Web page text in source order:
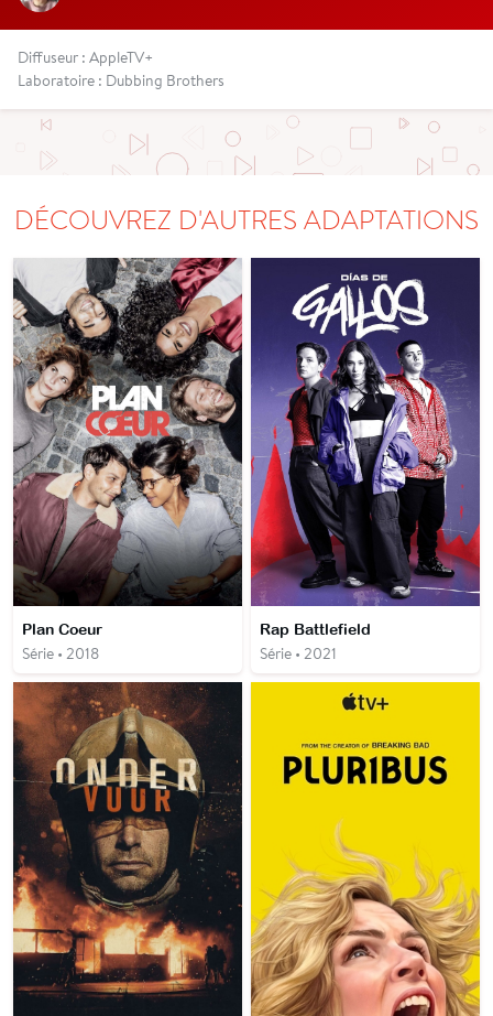
Diffuseur : AppleTV+
Laboratoire : Dubbing Brothers
DÉCOUVREZ D'AUTRES ADAPTATIONS
Plan Coeur
Série • 2018
Rap Battlefield
Série • 2021